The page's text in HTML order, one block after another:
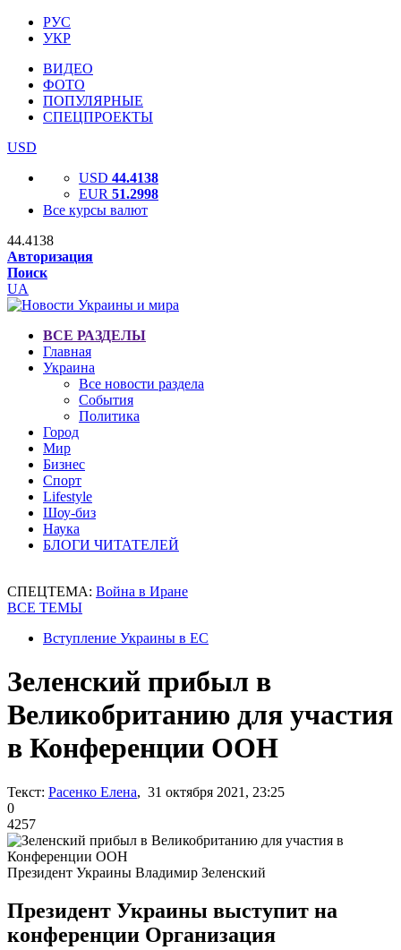
РУС
УКР
ВИДЕО
ФОТО
ПОПУЛЯРНЫЕ
СПЕЦПРОЕКТЫ
USD
USD 44.4138
EUR 51.2998
Все курсы валют
44.4138
Авторизация
Поиск
UA
ВСЕ РАЗДЕЛЫ
Главная
Украина
Все новости раздела
События
Политика
Город
Мир
Бизнес
Спорт
Lifestyle
Шоу-биз
Наука
БЛОГИ ЧИТАТЕЛЕЙ
СПЕЦТЕМА: Война в Иране
ВСЕ ТЕМЫ
Вступление Украины в ЕС
Зеленский прибыл в
Великобританию для участия
в Конференции ООН
Текст: Расенко Елена, 31 октября 2021, 23:25
0
4257
Президент Украины Владимир Зеленский
Президент Украины выступит на
конференции Организация